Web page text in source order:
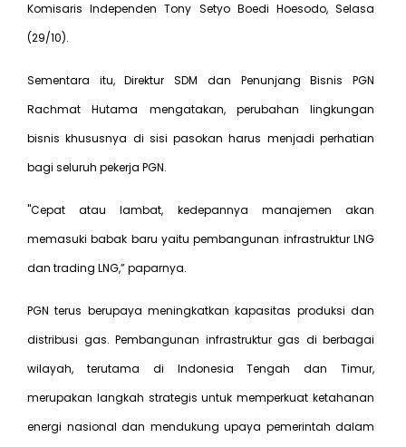
Komisaris Independen Tony Setyo Boedi Hoesodo, Selasa
(29/10).
Sementara itu, Direktur SDM dan Penunjang Bisnis PGN
Rachmat Hutama mengatakan, perubahan lingkungan
bisnis khususnya di sisi pasokan harus menjadi perhatian
bagi seluruh pekerja PGN.
"Cepat atau lambat, kedepannya manajemen akan
memasuki babak baru yaitu pembangunan infrastruktur LNG
dan trading LNG,” paparnya.
PGN terus berupaya meningkatkan kapasitas produksi dan
distribusi gas. Pembangunan infrastruktur gas di berbagai
wilayah, terutama di Indonesia Tengah dan Timur,
merupakan langkah strategis untuk memperkuat ketahanan
energi nasional dan mendukung upaya pemerintah dalam